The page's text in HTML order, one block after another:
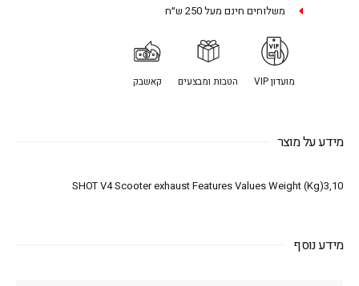
משלוחים חינם מעל 250 ש״ח
מועדון VIP הטבות ומבצעים קאשבק
מידע על מוצר
SHOT V4 Scooter exhaust Features Values Weight (Kg)3,10
מידע נוסף